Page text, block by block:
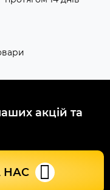
акцій та
НАС